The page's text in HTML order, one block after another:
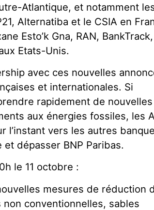
Atlantique, et notamment
Alternatiba et le CSIA en
Esto’k Gna, RAN, BankTrack,
Etats-Unis.
avec ces nouvelles
et internationales. Si
rapidement de nouvelles
aux énergies fossiles, les
l’instant vers les autres
dépasser BNP Paribas.
le 11 octobre :
mesures de réduction
conventionnelles, sables